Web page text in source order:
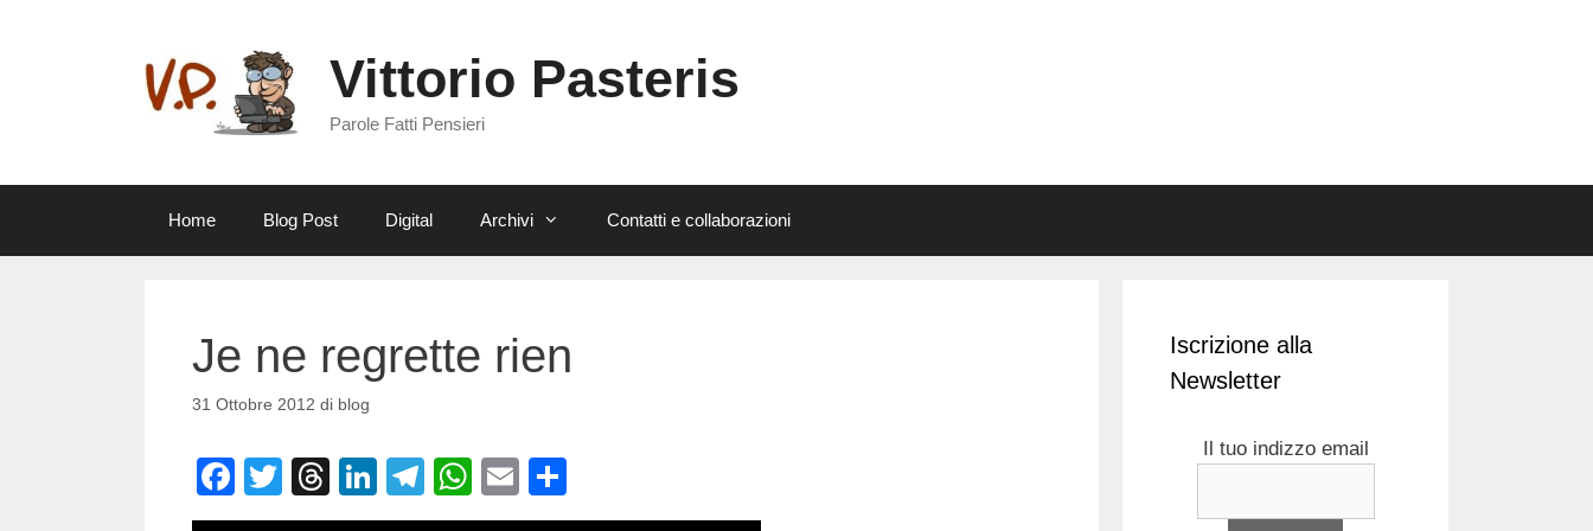
Vittorio Pasteris
Parole Fatti Pensieri
Home Blog Post Digital Archivi Contatti e collaborazioni
Je ne regrette rien
31 Ottobre 2012 di blog
F
a
T
wi
T
hr
Li
n
T
el
W
h
E
m o
Iscrizione alla
Newsletter
Il tuo indizzo email